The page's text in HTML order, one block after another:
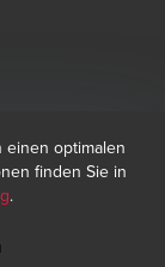
einen optimalen
finden Sie in
.